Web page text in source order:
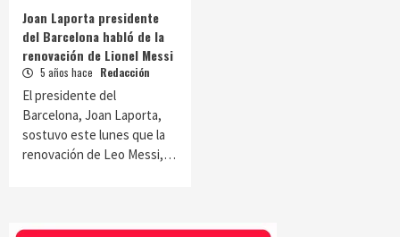
Joan Laporta presidente
del Barcelona habló de la
renovación de Lionel Messi
5 años hace Redacción
El presidente del
Barcelona, Joan Laporta,
sostuvo este lunes que la
renovación de Leo Messi,…